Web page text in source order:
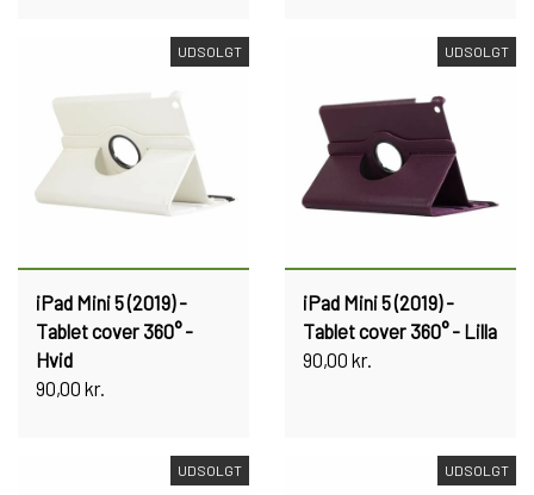
UDSOLGT
iPad Mini 5 (2019) -
Tablet cover 360° -
Hvid
90,00 kr.
UDSOLGT
iPad Mini 5 (2019) -
Tablet cover 360° - Lilla
90,00 kr.
UDSOLGT UDSOLGT